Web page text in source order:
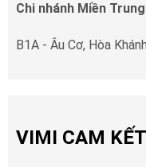
Chi nhánh Miền Trung
B1A - Âu Cơ, Hòa
VIMI CAM KẾT